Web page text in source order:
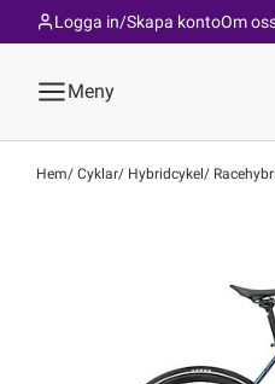
Om
Logga in/Skapa konto
Meny
Hem Cyklar Hybridcykel